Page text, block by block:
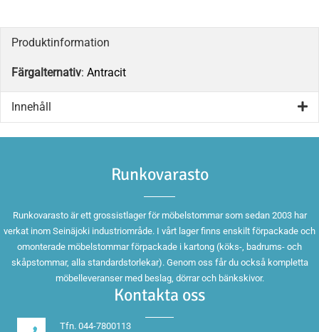
Produktinformation
Färgalternativ: Antracit
Innehåll
Runkovarasto
Runkovarasto är ett grossistlager för möbelstommar som sedan 2003 har
verkat inom Seinäjoki industriområde. I vårt lager finns enskilt förpackade och
omonterade möbelstommar förpackade i kartong (köks-, badrums- och
skåpstommar, alla standardstorlekar). Genom oss får du också kompletta
möbelleveranser med beslag, dörrar och bänkskivor.
Kontakta oss
Tfn. 044-7800113